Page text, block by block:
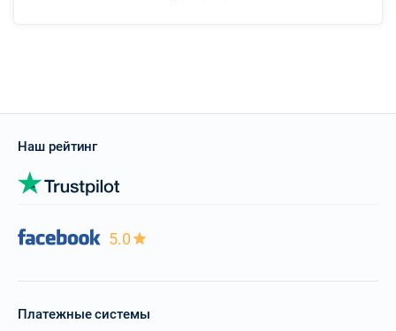
Наш рейтинг
5.0
Платежные системы